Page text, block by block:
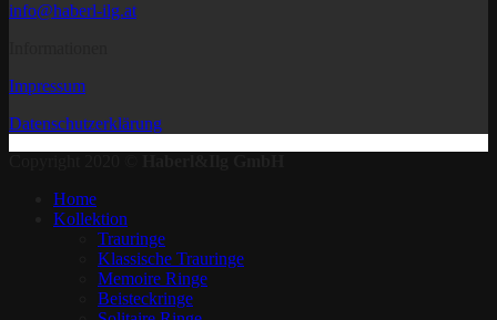
info@haberl-ilg.at
Impressum
Datenschutzerklärung
Home
Kollektion
Trauringe
Klassische Trauringe
Memoire Ringe
Beisteckringe